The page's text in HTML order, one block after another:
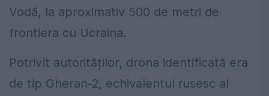
Vodă, la aproximativ 500 de metri de
frontiera cu Ucraina.
Potrivit autorităților, drona identificată era
de tip Gheran-2, echivalentul rusesc al